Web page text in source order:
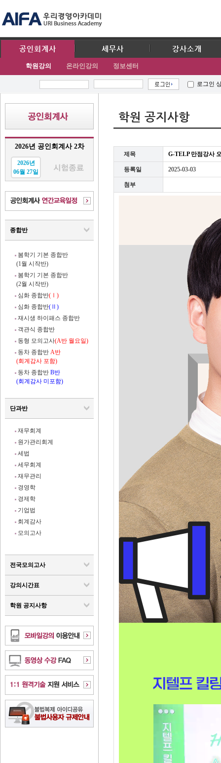
공인회계사
학원강의 온라인강의 정보센터
세무사 강사소개
로그인
2026년 공인회계사 2차
2026년
06월 27일
종합반
봄학기 기본 종합반
(1월 시작반)
봄학기 기본 종합반
(2월 시작반)
심화 종합반(Ⅰ)
심화 종합반(Ⅱ)
재시생 하이패스 종합반
객관식 종합반
동형 모의고사(A반 월요일)
동차 종합반 A반
(회계감사 포함)
동차 종합반 B반
(회계감사 미포함)
단과반
재무회계
원가관리회계
세법
세무회계
재무관리
경영학
경제학
기업법
회계감사
모의고사
전국모의고사
강의시간표
학원 공지사항
학원 공지사항
제목 G-TELP 만점강사
등록일 2025-03-03
첨부